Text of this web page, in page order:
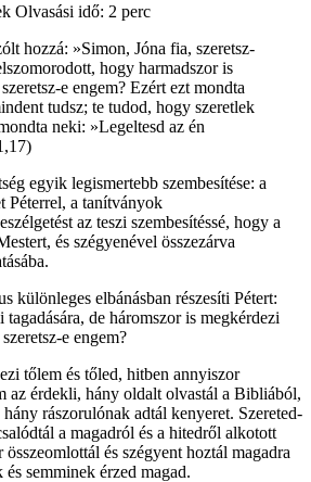
Olvasási idő: 2 perc
hozzá: »Simon, Jóna fia, szeretsz-
hogy harmadszor is
e engem? Ezért ezt mondta
tudsz; te tudod, hogy szeretlek
neki: »Legeltesd az én
egyik legismertebb szembesítése: a
Péterrel, a tanítványok
az teszi szembesítéssé, hogy a
és szégyenével összezárva
különleges elbánásban részesíti Pétert:
de háromszor is megkérdezi
e engem?
tőlem és tőled, hitben annyiszor
az érdekli, hány oldalt olvastál a Bibliából,
rászorulónak adtál kenyeret. Szereted-
a magadról és a hitedről alkotott
és szégyent hoztál magadra
semminek érzed magad.